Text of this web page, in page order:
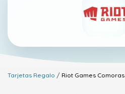
Tarjetas Regalo Riot Games Comoras